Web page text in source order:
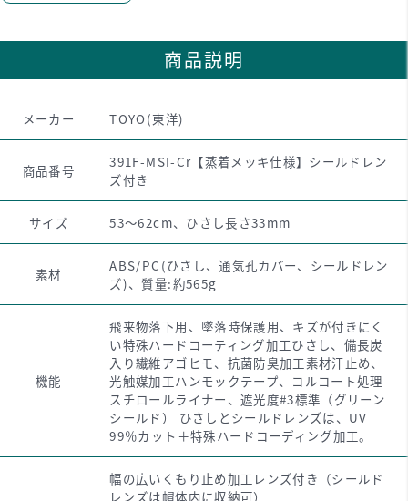
商品説明
メーカー TOYO(東洋)
商品番号
391F-MSI-Cr【蒸着メッキ仕様】シールドレン
ズ付き
サイズ 53～62cm、ひさし長さ33mm
素材
ABS/PC(ひさし、通気孔カバー、シールドレン
ズ)、質量:約565g
機能
飛来物落下用、墜落時保護用、キズが付きにく
い特殊ハードコーティング加工ひさし、備長炭
入り繊維アゴヒモ、抗菌防臭加工素材汗止め、
光触媒加工ハンモックテープ、コルコート処理
スチロールライナー、遮光度#3標準（グリーン
シールド） ひさしとシールドレンズは、UV
99％カット＋特殊ハードコーディング加工。
幅の広いくもり止め加工レンズ付き（シールド
レンズは帽体内に収納可）